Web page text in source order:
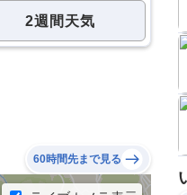
2週間天気
60時間先まで見る